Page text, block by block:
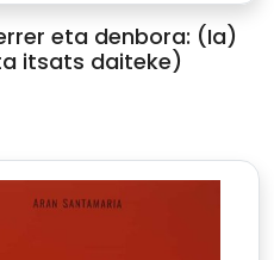
eta denbora: (Ia)
itsats daiteke)